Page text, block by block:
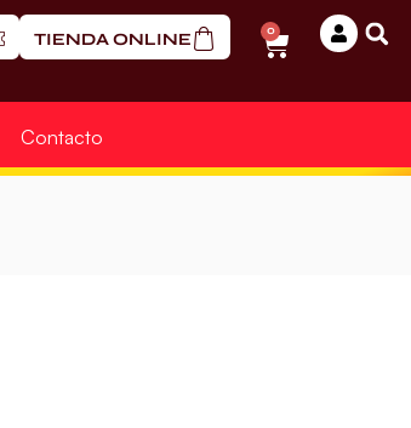
TIENDA ONLINE 0
Contacto